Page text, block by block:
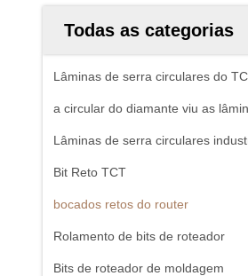
Todas as categorias
Lâminas de serra circulares do
a circular do diamante viu as
Lâminas de serra circulares
Bit Reto TCT
bocados retos do router
Rolamento de bits de roteador
Bits de roteador de moldagem